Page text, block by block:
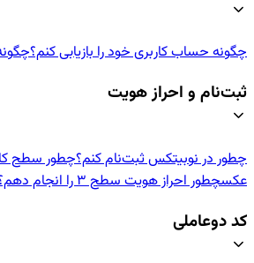
چگونه حساب کاربری خود را بازیابی کنم؟
ثبت‌نام و احراز هویت
چطور در نوبیتکس ثبت‌نام کنم؟چطور سطح
عکسچطور احراز هویت سطح ۳ را انجام دهم؟
کد دوعاملی